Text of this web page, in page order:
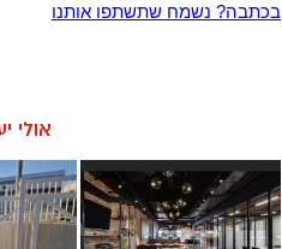
בכתבה? נשמח שתשתפו אותנו
אולי